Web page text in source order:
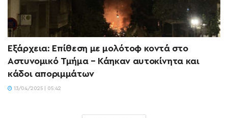
Εξάρχεια: Επίθεση με μολότοφ κοντά στο
Αστυνομικό Τμήμα – Κάηκαν αυτοκίνητα και
κάδοι αποριμμάτων
13/04/2025 | 05:42